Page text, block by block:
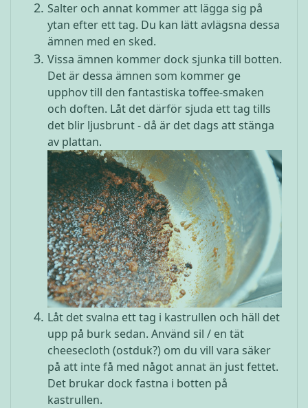
Salter och annat kommer att lägga sig på
ytan efter ett tag. Du kan lätt avlägsna dessa
ämnen med en sked.
Vissa ämnen kommer dock sjunka till botten.
Det är dessa ämnen som kommer ge
upphov till den fantastiska toffee-smaken
och doften. Låt det därför sjuda ett tag tills
det blir ljusbrunt - då är det dags att stänga
av plattan.
Låt det svalna ett tag i kastrullen och häll det
upp på burk sedan. Använd sil / en tät
cheesecloth (ostduk?) om du vill vara säker
på att inte få med något annat än just fettet.
Det brukar dock fastna i botten på
kastrullen.